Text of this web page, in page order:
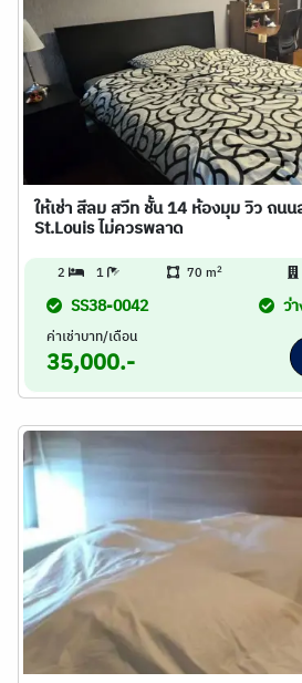
ให้เช่า สีลม สวีท ชั้น 14 ห้องมุม วิว ถน
St.Louis ไม่ควรพลาด
2 1 70 m2
SS38-0042 ว่
ค่าเช่าบาท/เดือน
35,000.-